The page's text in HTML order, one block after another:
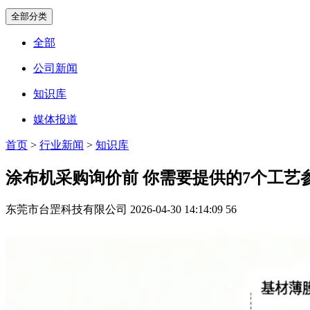
全部分类
全部
公司新闻
知识库
媒体报道
首页 > 行业新闻 > 知识库
涂布机采购询价前 你需要提供的7个工艺
东莞市台罡科技有限公司 2026-04-30 14:14:09 56